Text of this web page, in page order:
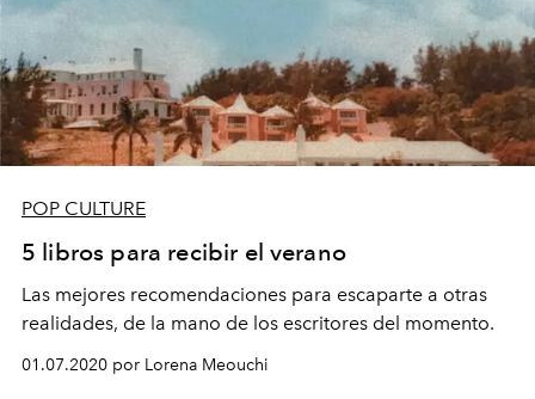
POP CULTURE
5 libros para recibir el verano
Las mejores recomendaciones para escaparte a otras
realidades, de la mano de los escritores del momento.
01.07.2020 por Lorena Meouchi